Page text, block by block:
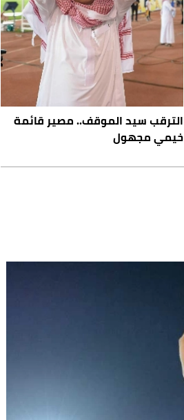
الترقب سيد الموقف.. مصير قائمة
خيمي مجهول